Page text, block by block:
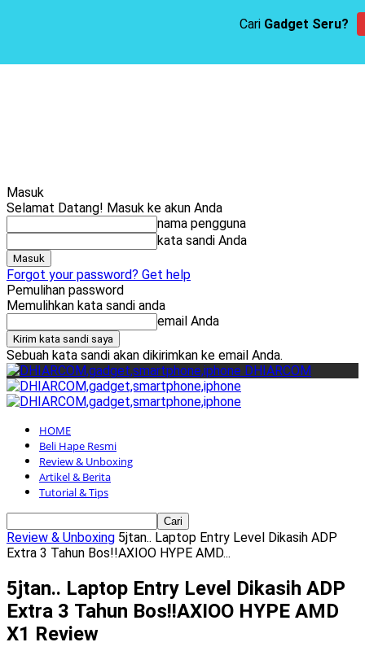
Masuk
Selamat Datang! Masuk ke akun Anda
nama pengguna
kata sandi Anda
Forgot your password? Get help
Pemulihan password
Memulihkan kata sandi anda
email Anda
Sebuah kata sandi akan dikirimkan ke email Anda.
DHIARCOM
HOME
Beli Hape Resmi
Review & Unboxing
Artikel & Berita
Tutorial & Tips
Review & Unboxing 5jtan.. Laptop Entry Level Dikasih ADP
Extra 3 Tahun Bos!!AXIOO HYPE AMD...
5jtan.. Laptop Entry Level Dikasih ADP
Extra 3 Tahun Bos!!AXIOO HYPE AMD
X1 Review
Cari Gadget Seru?